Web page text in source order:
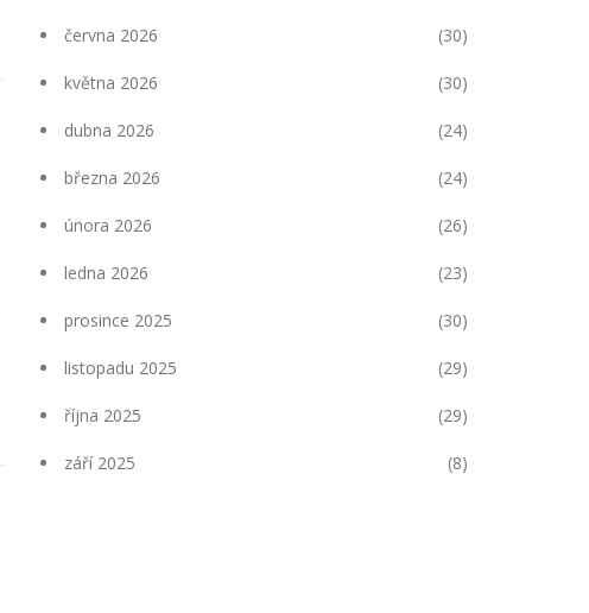
června 2026 (30)
května 2026 (30)
dubna 2026 (24)
března 2026 (24)
února 2026 (26)
ledna 2026 (23)
prosince 2025 (30)
listopadu 2025 (29)
října 2025 (29)
září 2025 (8)